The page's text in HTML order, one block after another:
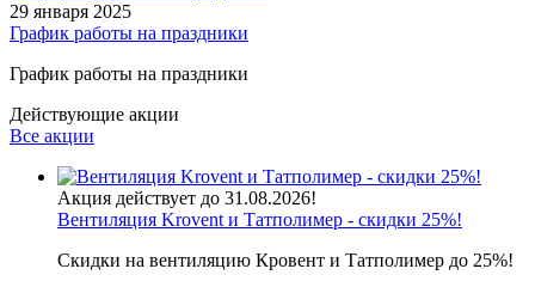
29 января 2025
График работы на праздники
График работы на праздники
Действующие акции
Все акции
Акция действует до 31.08.2026!
Вентиляция Krovent и Татполимер - скидки 25%!
Скидки на вентиляцию Кровент и Татполимер до 25%!